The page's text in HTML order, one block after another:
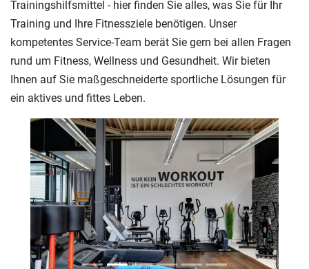
Trainingshilfsmittel - hier finden Sie alles, was Sie für Ihr
Training und Ihre Fitnessziele benötigen. Unser
kompetentes Service-Team berät Sie gern bei allen Fragen
rund um Fitness, Wellness und Gesundheit. Wir bieten
Ihnen auf Sie maßgeschneiderte sportliche Lösungen für
ein aktives und fittes Leben.
Previous